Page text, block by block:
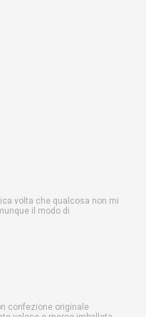
volta che qualcosa non mi
il modo di
confezione originale